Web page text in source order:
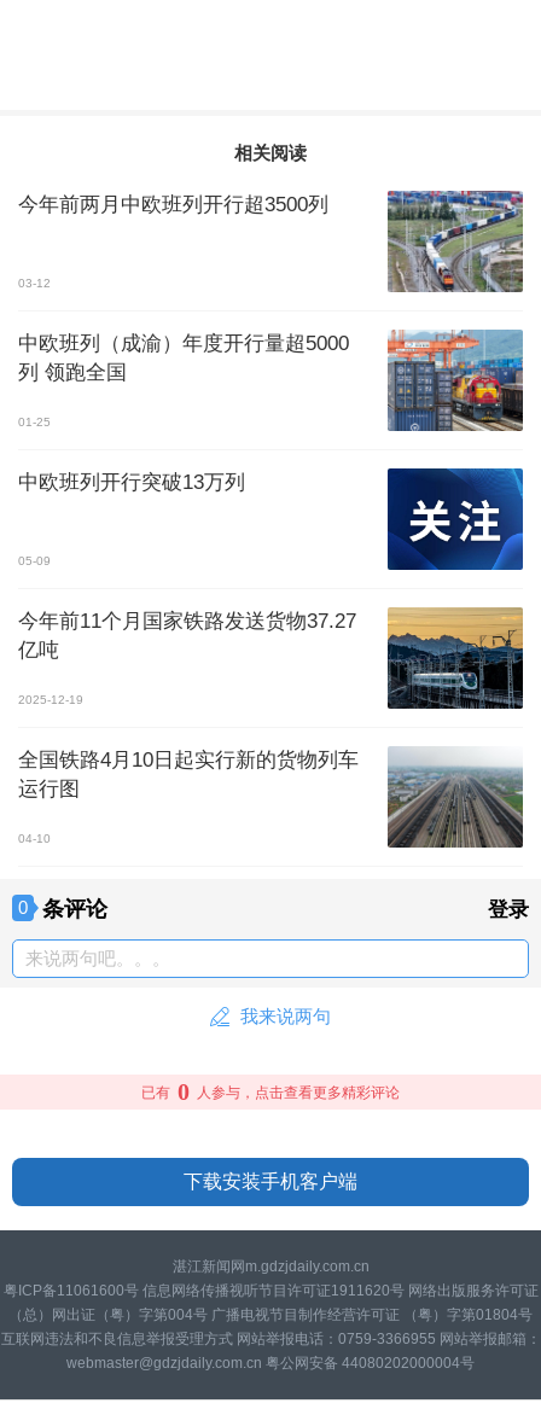
相关阅读
今年前两月中欧班列开行超3500列
03-12
中欧班列（成渝）年度开行量超5000
列 领跑全国
01-25
中欧班列开行突破13万列
05-09
今年前11个月国家铁路发送货物37.27
亿吨
2025-12-19
全国铁路4月10日起实行新的货物列车
运行图
04-10
0 条评论 登录
来说两句吧。。。
我来说两句
已有 0 人参与，点击查看更多精彩评论
下载安装手机客户端
湛江新闻网m.gdzjdaily.com.cn
粤ICP备11061600号 信息网络传播视听节目许可证1911620号 网络出版服务许可证
（总）网出证（粤）字第004号 广播电视节目制作经营许可证 （粤）字第01804号
互联网违法和不良信息举报受理方式 网站举报电话：0759-3366955 网站举报邮箱：
webmaster@gdzjdaily.com.cn 粤公网安备 44080202000004号